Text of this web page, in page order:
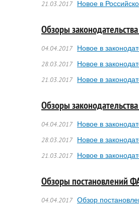
21.03.2017 Новое в
Обзоры
04.04.2017 Новое в
28.03.2017 Новое в
21.03.2017 Новое в
Обзоры
04.04.2017 Новое в
28.03.2017 Новое в
21.03.2017 Новое в
Обзоры постановлений
04.04.2017 Обзор